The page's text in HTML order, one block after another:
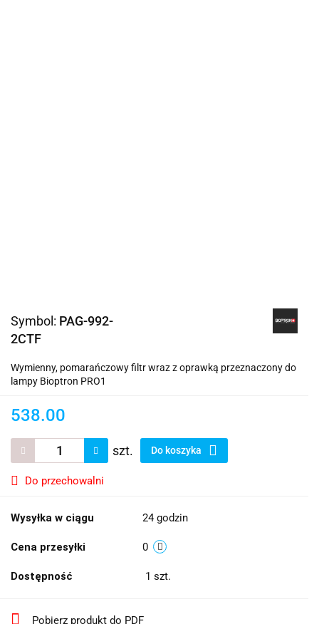
Symbol: PAG-992-
2CTF
Wymienny, pomarańczowy filtr wraz z oprawką przeznaczony do
lampy Bioptron PRO1
538.00
szt. Do koszyka
Do przechowalni
Wysyłka w ciągu 24 godzin
Cena przesyłki 0
Dostępność 1 szt.
Pobierz produkt do PDF